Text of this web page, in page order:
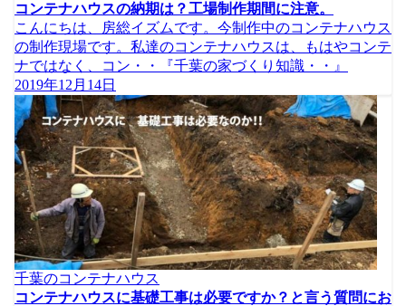
コンテナハウスの納期は？工場制作期間に注意。
こんにちは、房総イズムです。今制作中のコンテナハウス
の制作現場です。私達のコンテナハウスは、もはやコンテ
ナではなく、コン・・『千葉の家づくり知識・・』
2019年12月14日
千葉のコンテナハウス
コンテナハウスに基礎工事は必要ですか？と言う質問にお